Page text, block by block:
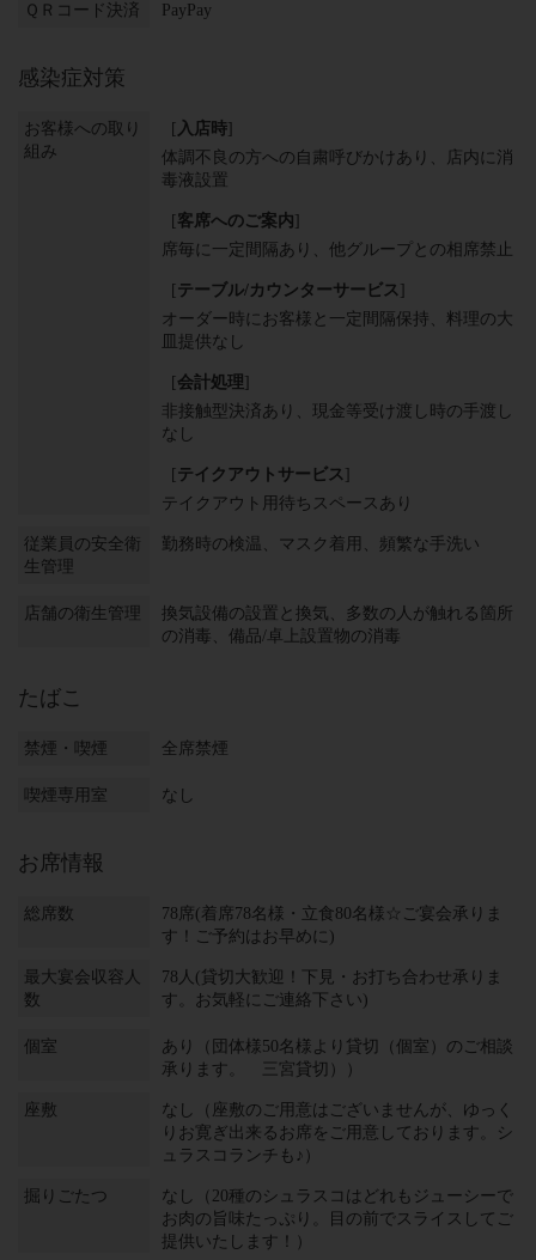
ＱＲコード決済 PayPay
感染症対策
お客様への取り
組み
[ 入店時]
体調不良の方への自粛呼びかけあり
店内に消
毒液設置
[客席へのご案内]
席毎に一定間隔あり
他グループとの相席禁止
[テーブル/カウンターサービス]
オーダー時にお客様と一定間隔保持
料理の大
皿提供なし
[会計処理]
非接触型決済あり
現金等受け渡し時の手渡し
なし
[テイクアウトサービス]
テイクアウト用待ちスペースあり
従業員の安全衛
生管理
勤務時の検温 マスク着用 頻繁な手洗い
店舗の衛生管理 換気設備の設置と換気
多数の人が触れる箇所
の消毒
備品/卓上設置物の消毒
たばこ
禁煙・喫煙 全席禁煙
喫煙専用室 なし
お席情報
総席数
78席(着席78名様・立食80名様☆ご宴会承りま
す！ご予約はお早めに)
最大宴会収容人
数
78人(貸切大歓迎！下見・お打ち合わせ承りま
す。お気軽にご連絡下さい)
個室
あり（団体様50名様より貸切（個室）のご相談
承ります。 三宮貸切））
座敷
なし（座敷のご用意はございませんが、ゆっく
りお寛ぎ出来るお席をご用意しております。シ
ュラスコランチも♪）
掘りごたつ
なし（20種のシュラスコはどれもジューシーで
お肉の旨味たっぷり。目の前でスライスしてご
提供いたします！）